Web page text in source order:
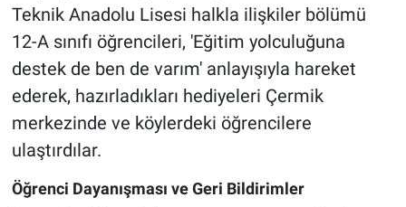
Teknik Anadolu Lisesi halkla ilişkiler bölümü
12-A sınıfı öğrencileri, 'Eğitim yolculuğuna
destek de ben de varım' anlayışıyla hareket
ederek, hazırladıkları hediyeleri Çermik
merkezinde ve köylerdeki öğrencilere
ulaştırdılar.
Öğrenci Dayanışması ve Geri Bildirimler